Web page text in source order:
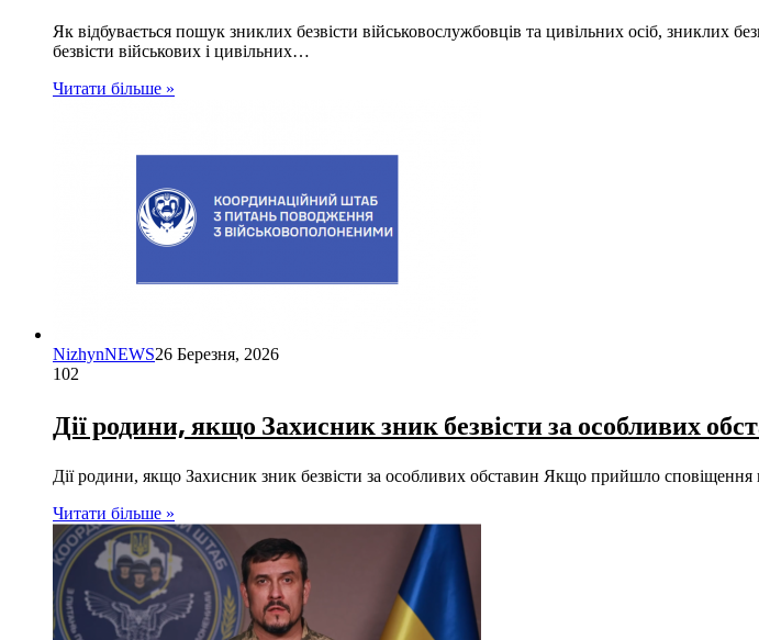
Як відбувається пошук зниклих безвісти військовослужбовців та цивільних осіб, зниклих
безвісти військових і цивільних…
Читати більше »
NizhynNEWS26 Березня, 2026
102
Дії родини, якщо Захисник зник безвісти за особливих
Дії родини, якщо Захисник зник безвісти за особливих обставин Якщо прийшло
Читати більше »